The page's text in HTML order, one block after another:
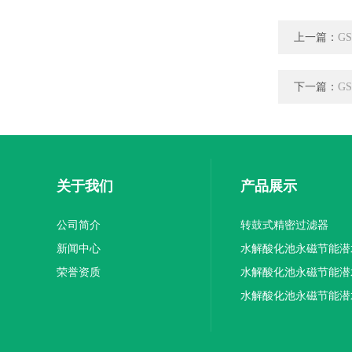
上一篇：
下一篇：
关于我们
公司简介
新闻中心
荣誉资质
产品展示
转鼓式精密过滤器
水解酸化池永磁节能
机厂家供应
水解酸化池永磁节能
机厂家直销
水解酸化池永磁节能